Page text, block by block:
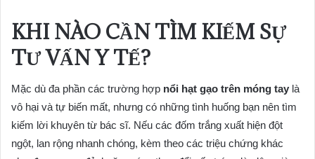
KHI NÀO CẦN TÌM KIẾM SỰ
TƯ VẤN Y TẾ?
Mặc dù đa phần các trường hợp nổi hạt gạo trên móng tay là
vô hại và tự biến mất, nhưng có những tình huống bạn nên tìm
kiếm lời khuyên từ bác sĩ. Nếu các đốm trắng xuất hiện đột
ngột, lan rộng nhanh chóng, kèm theo các triệu chứng khác